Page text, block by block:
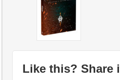
Like this? Share